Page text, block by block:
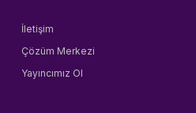
İletişim
Çözüm Merkezi
Yayıncımız Ol